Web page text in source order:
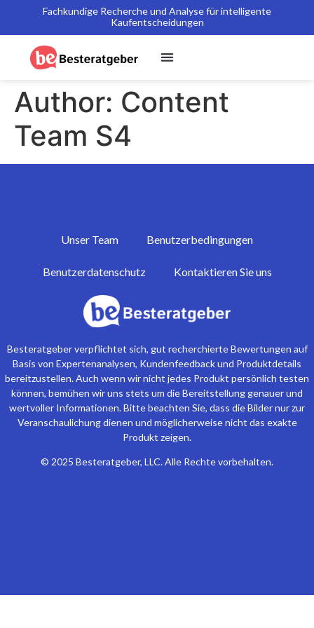
Fachkundige Recherche und Analyse für intelligente
Kaufentscheidungen
Author: Content
Team S4
Unser Team Benutzerbedingungen
Benutzerdatenschutz Kontaktieren Sie uns
Besteratgeber verpflichtet sich, gut recherchierte Bewertungen auf
Basis von Expertenanalysen, Kundenfeedback und Produktdetails
bereitzustellen. Auch wenn wir nicht jedes Produkt persönlich testen
können, bemühen wir uns stets um die Bereitstellung genauer und
wertvoller Informationen. Bitte beachten Sie, dass die Bilder nur zur
Veranschaulichung dienen und möglicherweise nicht das exakte
Produkt zeigen.
© 2025 Besteratgeber, LLC. Alle Rechte vorbehalten.